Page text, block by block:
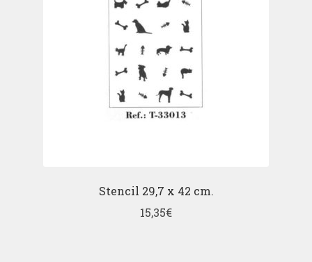
Stencil 29,7 x 42 cm.
15,35€